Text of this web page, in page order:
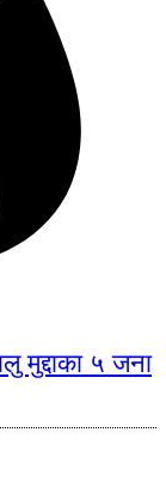
मुद्दाका ५ जना